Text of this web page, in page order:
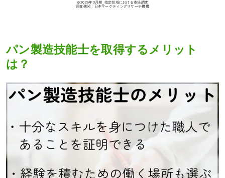
※2025年3月期_指定領域における市場調査
調査機関：日本マーケティングリサーチ機構
パン製造技能士を取得するメリット
は？